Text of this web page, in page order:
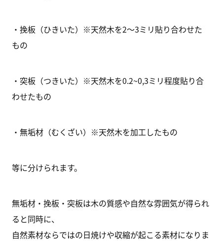
・挽板（ひきいた）※天然木を2～3ミリ貼り合わせた
もの
・突板（つきいた）※天然木を0.2~0,3ミリ程度貼り合
わせたもの
・無垢材（むくざい）※天然木を加工したもの
等に分けられます。
無垢材・挽板・突板は木の質感や自然な雰囲気が得られ
ると同時に、
自然素材ならではの日焼けや収縮が起こる素材になりま